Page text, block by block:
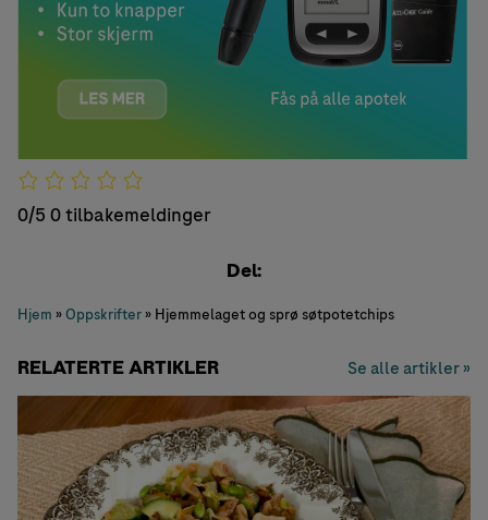
0/5 0 tilbakemeldinger
Del:
Hjem »Oppskrifter» Hjemmelaget og sprø søtpotetchips
RELATERTE ARTIKLER Se alle artikler »